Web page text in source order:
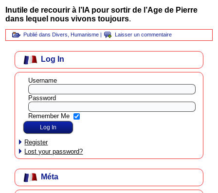
Inutile de recourir à l’IA pour sortir de l’Age de Pierre
dans lequel nous vivons toujours.
Publié dans Divers Humanisme | Laisser un commentaire
Log In
Username
Password
Remember Me
Register
Lost your password?
Méta